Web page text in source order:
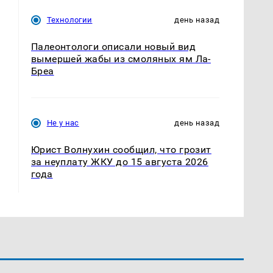
Технологии день назад
Палеонтологи описали новый вид
вымершей жабы из смоляных ям Ла-
Бреа
Не у нас день назад
Юрист Волнухин сообщил, что грозит
за неуплату ЖКУ до 15 августа 2026
года